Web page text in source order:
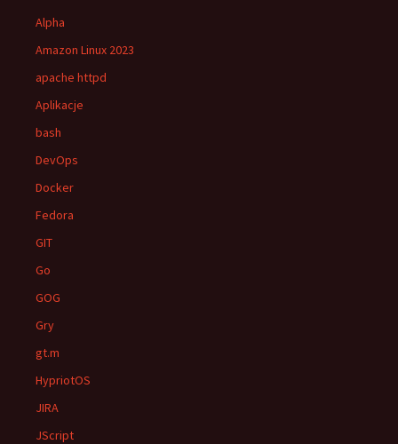
Alpha
Amazon Linux 2023
apache httpd
Aplikacje
bash
DevOps
Docker
Fedora
GIT
Go
GOG
Gry
gt.m
HypriotOS
JIRA
JScript